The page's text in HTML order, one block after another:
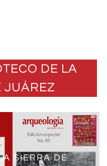
DE LA
JUÁREZ
SIERRA DE